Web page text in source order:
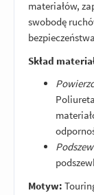
materiałów,
swobodę
Skład
Motyw: